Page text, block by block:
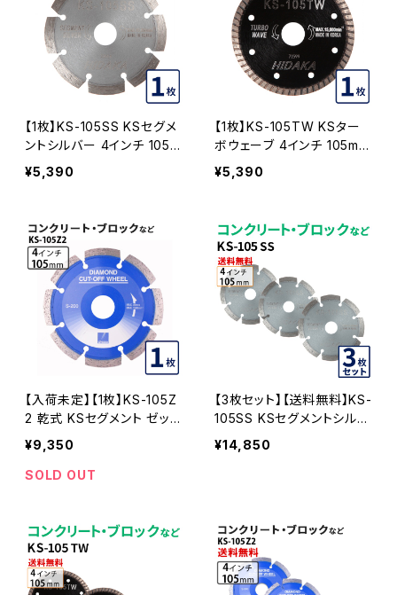
【1枚】KS-105SS KSセグメ
ントシルバー 4インチ 105m
m コンクリート・ブロックな
どの切断用 ダイヤモンドカ
¥5,390
【1枚】KS-105TW KSター
ボウェーブ 4インチ 105mm
コンクリート・ブロックなど
の切断用 ダイヤモンドカッ
¥5,390
【入荷未定】【1枚】KS-105Z
2 乾式 KSセグメント ゼット
ツー 4インチ ks-105z2 コ
ンクリート・ブロックなどの
切断 ダイヤモンドカッター
¥9,350
SOLD OUT
【3枚セット】【送料無料】KS-
105SS KSセグメントシルバ
ー 4インチ 105mm コンク
リート・ブロックなどの切断
¥14,850